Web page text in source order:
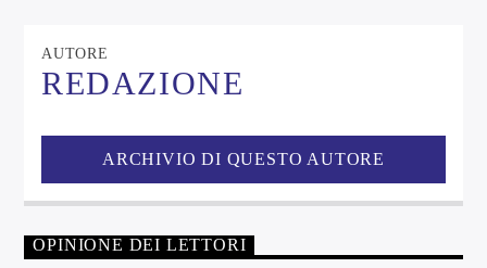
AUTORE
REDAZIONE
ARCHIVIO DI QUESTO AUTORE
OPINIONE DEI LETTORI